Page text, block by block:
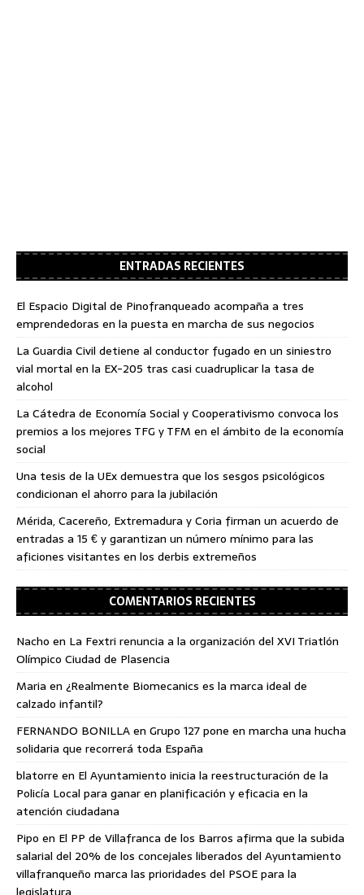
ENTRADAS RECIENTES
El Espacio Digital de Pinofranqueado acompaña a tres
emprendedoras en la puesta en marcha de sus negocios
La Guardia Civil detiene al conductor fugado en un siniestro
vial mortal en la EX-205 tras casi cuadruplicar la tasa de
alcohol
La Cátedra de Economía Social y Cooperativismo convoca los
premios a los mejores TFG y TFM en el ámbito de la economía
social
Una tesis de la UEx demuestra que los sesgos psicológicos
condicionan el ahorro para la jubilación
Mérida, Cacereño, Extremadura y Coria firman un acuerdo de
entradas a 15 € y garantizan un número mínimo para las
aficiones visitantes en los derbis extremeños
COMENTARIOS RECIENTES
Nacho en La Fextri renuncia a la organización del XVI Triatlón
Olímpico Ciudad de Plasencia
Maria en ¿Realmente Biomecanics es la marca ideal de
calzado infantil?
FERNANDO BONILLAen Grupo 127 pone en marcha una hucha
solidaria que recorrerá toda España
blatorre en El Ayuntamiento inicia la reestructuración de la
Policía Local para ganar en planificación y eficacia en la
atención ciudadana
Pipo en El PP de Villafranca de los Barros afirma que la subida
salarial del 20% de los concejales liberados del Ayuntamiento
villafranqueño marca las prioridades del PSOE para la